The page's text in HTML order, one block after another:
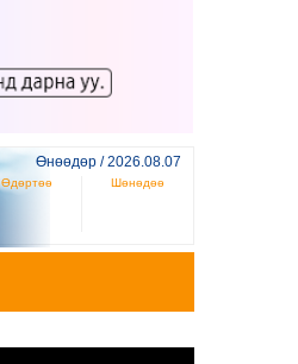
Өнөөдөр / 2026.08.07
Өдөртөө Шөнөдөө